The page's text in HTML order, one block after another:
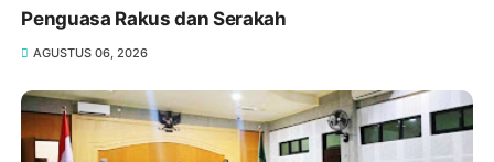
Penguasa Rakus dan Serakah
AGUSTUS 06, 2026